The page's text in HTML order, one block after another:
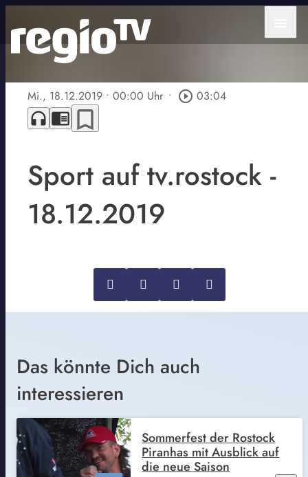
Mi., 18.12.2019 • 00:00 Uhr • play_circle_outline 03:04
headphones chrome_reader_mode bookmark_border
Sport auf tv.rostock -
18.12.2019
Das könnte Dich auch
interessieren
Sommerfest der Rostock
Piranhas mit Ausblick auf
die neue Saison